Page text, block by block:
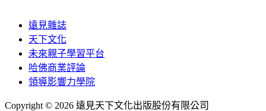
遠見雜誌
天下文化
未來親子學習平台
哈佛商業評論
領導影響力學院
Copyright © 2026 遠見天下文化出版股份有限公司